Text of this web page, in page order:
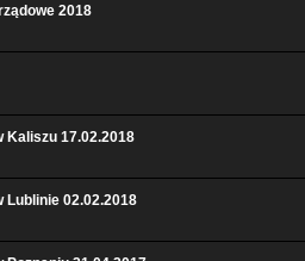
2018
Kaliszu 17.02.2018
Lublinie 02.02.2018